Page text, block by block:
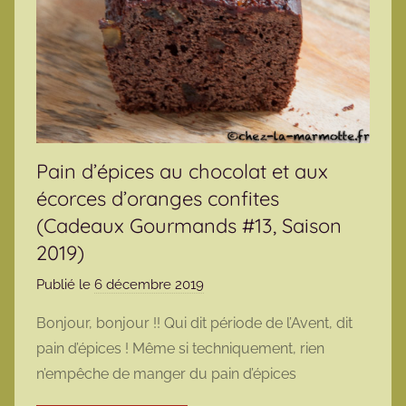
Pain d’épices au chocolat et aux
écorces d’oranges confites
(Cadeaux Gourmands #13, Saison
2019)
Publié le 6 décembre 2019
r
m
a
Bonjour, bonjour !! Qui dit période de l’Avent, dit
pain d’épices ! Même si techniquement, rien
n’empêche de manger du pain d’épices